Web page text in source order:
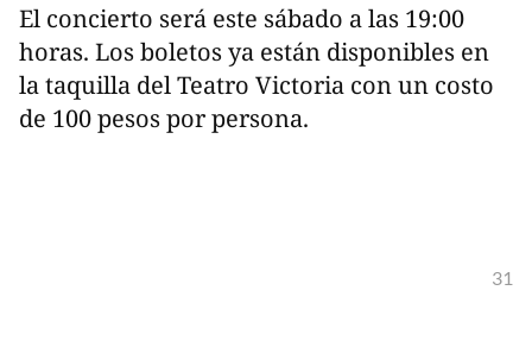
El concierto será este sábado a las 19:00
horas. Los boletos ya están disponibles en
la taquilla del Teatro Victoria con un costo
de 100 pesos por persona.
31